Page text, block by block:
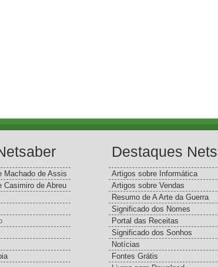
Machado de Assis
Casimiro de Abreu
Destaques
Artigos sobre Informática
Artigos sobre Vendas
Resumo de A Arte da Guerra
Significado dos Nomes
Portal das Receitas
Significado dos Sonhos
Notícias
Fontes Grátis